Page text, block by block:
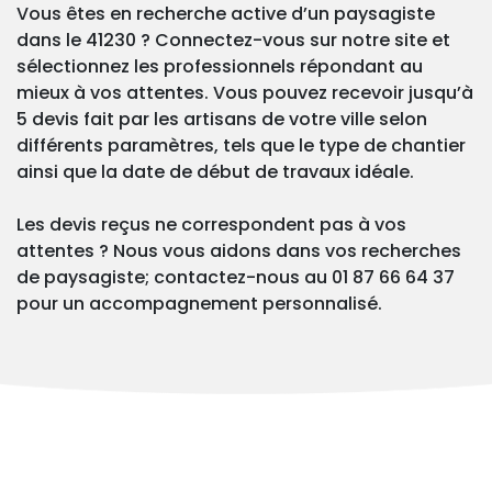
Vous êtes en recherche active d’un paysagiste
dans le 41230 ? Connectez-vous sur notre site et
sélectionnez les professionnels répondant au
mieux à vos attentes. Vous pouvez recevoir jusqu’à
5 devis fait par les artisans de votre ville selon
différents paramètres, tels que le type de chantier
ainsi que la date de début de travaux idéale.
Les devis reçus ne correspondent pas à vos
attentes ? Nous vous aidons dans vos recherches
de paysagiste; contactez-nous au 01 87 66 64 37
pour un accompagnement personnalisé.